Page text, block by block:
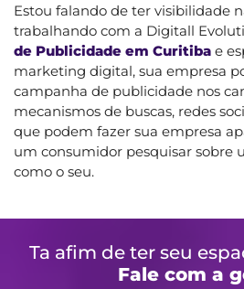
Estou falando de ter visibilidade
trabalhando com a Digitall
de Publicidade em Curitiba e
marketing digital, sua empresa
campanha de publicidade nos
mecanismos de buscas, redes
que podem fazer sua empresa
um consumidor pesquisar sobre
como o seu.
Ta afim de ter seu
Fale com a